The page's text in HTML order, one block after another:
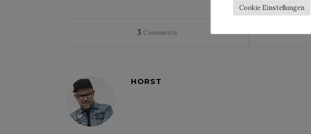
3 Comments
HORST
Cookie Einstellungen